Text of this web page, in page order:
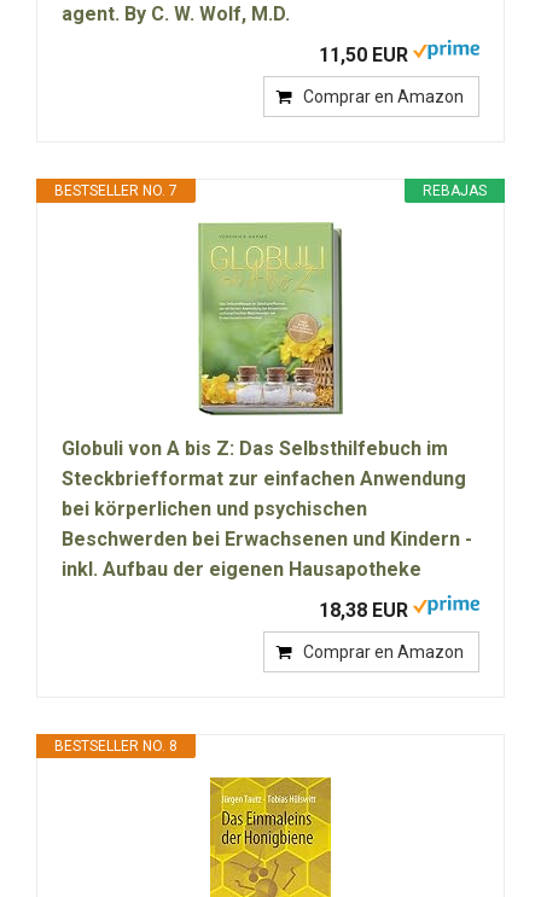
agent. By C. W. Wolf, M.D.
11,50 EUR
Comprar en Amazon
REBAJAS
BESTSELLER NO. 7
Globuli von A bis Z: Das Selbsthilfebuch im
Steckbriefformat zur einfachen Anwendung
bei körperlichen und psychischen
Beschwerden bei Erwachsenen und Kindern -
inkl. Aufbau der eigenen Hausapotheke
18,38 EUR
Comprar en Amazon
BESTSELLER NO. 8